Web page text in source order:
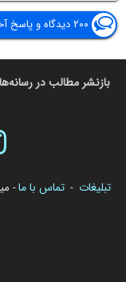
۲۰۰ دیدگاه و پاسخ آخر
بازنشر مطالب در
تبلیغات - تماس با ما-